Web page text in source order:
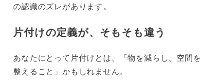
の認識のズレがあります。
片付けの定義が、そもそも違う
あなたにとって片付けとは、「物を減らし、空間を
整えること」かもしれません。